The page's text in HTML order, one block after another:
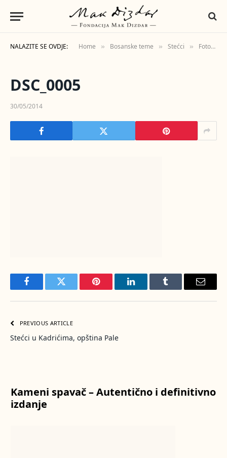
NALAZITE SE OVDJE: Home » Bosanske teme » Stećci » Fotografije
DSC_0005
30/05/2014
FacebookTwitter Pinterest LinkedInTumblr Email
PREVIOUS ARTICLE
Stećci u Kadrićima, opština Pale
Kameni spavač – Autentično i definitivno
izdanje